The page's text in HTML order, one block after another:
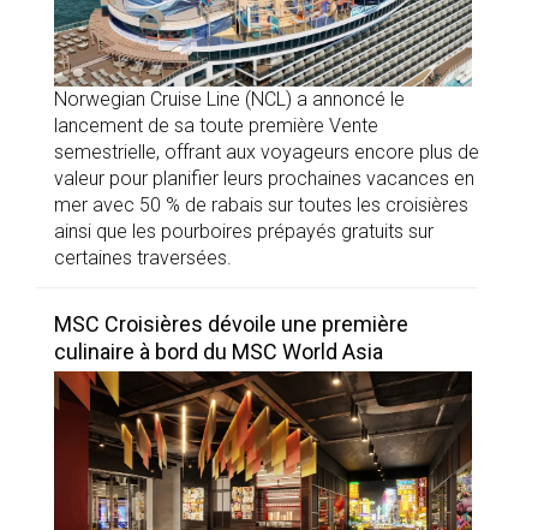
Norwegian Cruise Line (NCL) a annoncé le
lancement de sa toute première Vente
semestrielle, offrant aux voyageurs encore plus de
valeur pour planifier leurs prochaines vacances en
mer avec 50 % de rabais sur toutes les croisières
ainsi que les pourboires prépayés gratuits sur
certaines traversées.
MSC Croisières dévoile une première
culinaire à bord du MSC World Asia